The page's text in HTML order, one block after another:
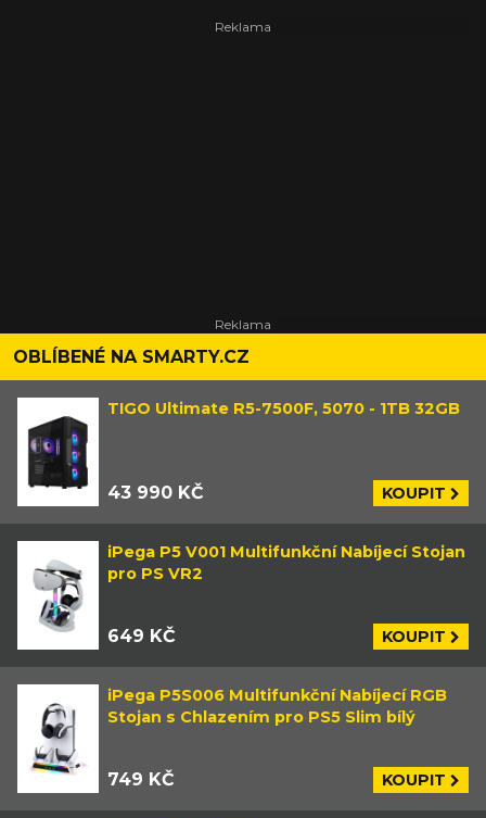
OBLÍBENÉ NA SMARTY.CZ
TIGO Ultimate R5-7500F, 5070 - 1TB 32GB
43 990 KČ KOUPIT
iPega P5 V001 Multifunkční Nabíjecí Stojan
pro PS VR2
649 KČ KOUPIT
iPega P5S006 Multifunkční Nabíjecí RGB
Stojan s Chlazením pro PS5 Slim bílý
749 KČ KOUPIT